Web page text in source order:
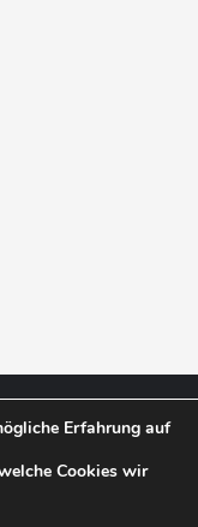
Erfahrung auf
Cookies wir